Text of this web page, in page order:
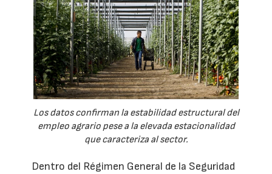
Los datos confirman la estabilidad estructural del
empleo agrario pese a la elevada estacionalidad
que caracteriza al sector.
Dentro del Régimen General de la Seguridad